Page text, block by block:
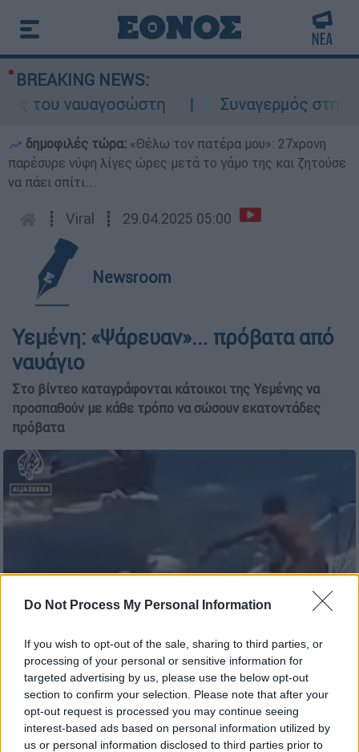
Do Not Process My Personal Information
If you wish to opt-out of the sale, sharing to third parties, or
processing of your personal or sensitive information for
targeted advertising by us, please use the below opt-out
section to confirm your selection. Please note that after your
opt-out request is processed you may continue seeing
interest-based ads based on personal information utilized by
us or personal information disclosed to third parties prior to
BREAKING NEWS:
του ναυαγοσώστη
Συναγερμός στην
δημοφιλές τώρα: «Θέλω τον πατέρα μου»: 27χρονη
παρέσυρε νύφη λίγες ώρες μετά το γάμο της και ζητούσε
να πάει σπίτι...
┋ Viral ┋ 29.04.2025 05:00
Newsroom
Υεμένη: «Ψάρευαν»... πρόβατα από
ναυάγιο
Στο βίντεο καταγράφονται κάτοικοι της Υεμένης να
προσπαθούν με κάθε τρόπο να σώσουν εκατοντάδες
πρόβατα
Υεμένη - Ναυάγιο με πρόβατα/instagram
Προσθέστε το ΕΘΝΟΣ στη Google